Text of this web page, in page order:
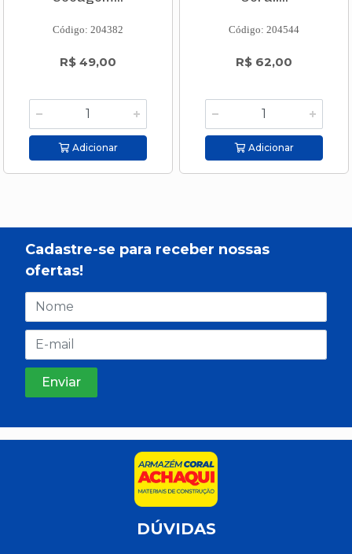
Código: 204382
R$ 49,00
Adicionar
Código: 204544
R$ 62,00
Adicionar
Cadastre-se para receber nossas
ofertas!
DÚVIDAS